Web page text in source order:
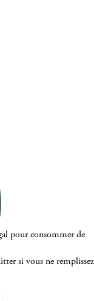
pour consommer de
si vous ne remplissez